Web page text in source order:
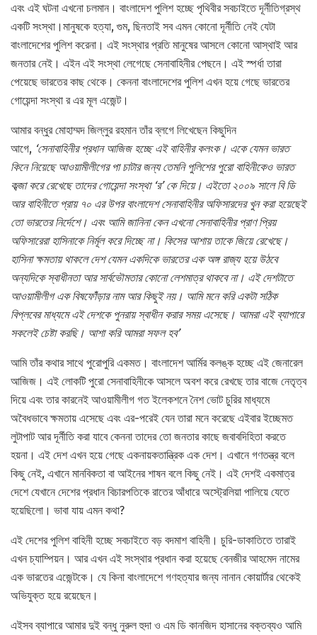
এবং এই ঘটনা এখনো চলমান। বাংলাদেশ পুলিশ হচ্ছে পৃথিবীর সবচাইতে দূর্নীতিগ্রস্থ
একটি সংস্থা।মানুষকে হত্যা, গুম, ছিনতাই সব এমন কোনো দূর্নীতি নেই যেটা
বাংলাদেশের পুলিশ করেনা। এই সংস্থার প্রতি মানুষের আসলে কোনো আস্থাই আর
জনতার নেই। এইন এই সংস্থা লেগেছে সেনাবাহিনীর পেছনে। এই স্পর্ধা তারা
পেয়েছে ভারতের কাছ থেকে। কেননা বাংলাদেশের পুলিশ এখন হয়ে গেছে ভারতের
গোয়েন্দা সংস্থা র এর মূল এজেন্ট।
আমার বন্ধুর মোহাম্মদ জিল্লুর রহমান তাঁর ব্লগে লিখেছেন কিছুদিন
আগে, ‘সেনাবাহিনীর প্রধান আজিজ হচ্ছে এই বাহিনীর কলংক। একে যেমন ভারত
কিনে নিয়েছে আওয়ামীলীগের পা চাটার জন্য তেমনি পুলিশের পুরো বাহিনীকেও ভারত
কব্জা করে রেখেছে তাদের গোয়েন্দা সংস্থা ‘র’ কে দিয়ে। এইতো ২০০৯ সালে বি ডি
আর বাহিনীতে প্রায় ৭০ এর উপর বাংলাদেশ সেনাবাহিনীর অফিসারদের খুন করা হয়েছেই
তো ভারতের নির্দেশে। এবং আমি জানিনা কেন এখনো সেনাবাহিনীর প্রাণ প্রিয়
অফিসারেরা হাসিনাকে নির্মূল করে দিচ্ছে না। কিসের আশায় তাকে জিয়ে রেখেছে।
হাসিনা ক্ষমতায় থাকলে দেশ যেমন একদিকে ভারতের এক অঙ্গ রাজ্য হয়ে উঠবে
অন্যদিকে স্বাধীনতা আর সার্বভৌমতার কোনো লেশমাত্র থাকবে না। এই দেশটাতে
আওয়ামীলীগ এক বিষফোঁঁড়ার নাম আর কিছুই নয়। আমি মনে করি একটা সঠিক
বিপ্লবের মাধ্যমে এই দেশকে পুনরায় স্বাধীন করার সময় এসেছে। আমরা এই ব্যাপারে
সকলেই চেষ্টা করছি। আশা করি আমরা সফল হব’
আমি তাঁর কথার সাথে পুরোপুরি একমত। বাংলাদেশ আর্মির কলঙ্ক হচ্ছে এই জেনারেল
আজিজ। এই লোকটি পুরো সেনাবাহিনীকে আসলে অবশ করে রেখছে তার বাজে নেতৃত্ব
দিয়ে এবং তার কারনেই আওয়ামীলীগ গত ইলেকশনে নৈশ ভোট চুরির মাধ্যমে
অবৈধভাবে ক্ষমতায় এসেছে এবং এর-পরেই যেন তারা মনে করেছে এইবার ইচ্ছেমত
লুটাপাট আর দূর্নীতি করা যাবে কেননা তাদের তো জনতার কাছে জবাবদিহিতা করতে
হয়না। এই দেশ এখন হয়ে গেছে একনায়কতান্ত্রিক এক দেশ। এখানে গণতন্ত্র বলে
কিছু নেই, এখানে মানবিকতা বা আইনের শাষন বলে কিছু নেই। এই দেশই একমাত্র
দেশে যেখানে দেশের প্রধান বিচারপতিকে রাতের আঁধারে অস্ট্রেলিয়া পালিয়ে যেতে
হয়েছিলো। ভাবা যায় এমন কথা?
এই দেশের পুলিশ বাহিনী হচ্ছে সবচাইতে বড় বদমাশ বাহিনী। চুরি-ডাকাতিতে তারাই
এখন চ্যাম্পিয়ন। আর এখন এই সংস্থার প্রধান করা হয়েছে বেনজীর আহমেদ নামের
এক ভারতের এজেন্টকে। যে কিনা বাংলাদেশে গণহত্যার জন্য নানান কোয়ার্টার থেকেই
অভিযুক্ত হয়ে রয়েছেন।
এইসব ব্যাপারে আমার দুই বন্ধু নুরুল হুদা ও এম ডি কানজিদ হাসানের বক্তব্যও আমি